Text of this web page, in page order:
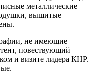
металлические
вышитые
не имеющие
повествующий
и визите лидера КНР.